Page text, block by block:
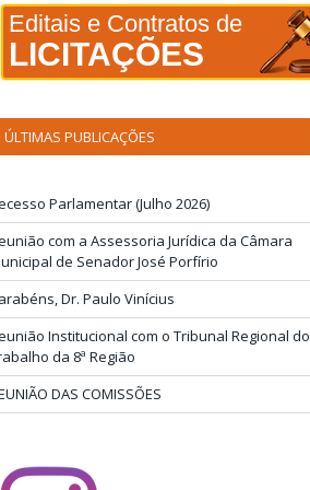
Editais e Contratos de
LICITAÇÕES
ÚLTIMAS PUBLICAÇÕES
Parlamentar (Julho 2026)
com a Assessoria Jurídica da Câmara
de Senador José Porfírio
Dr. Paulo Vinícius
Institucional com o Tribunal Regional do
da 8ª Região
DAS COMISSÕES